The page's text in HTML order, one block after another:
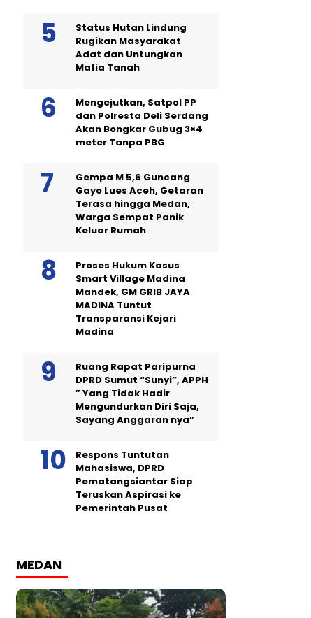
Status Hutan Lindung
Rugikan Masyarakat
Adat dan Untungkan
Mafia Tanah
Mengejutkan, Satpol PP
dan Polresta Deli Serdang
Akan Bongkar Gubug 3×4
meter Tanpa PBG
Gempa M 5,6 Guncang
Gayo Lues Aceh, Getaran
Terasa hingga Medan,
Warga Sempat Panik
Keluar Rumah
Proses Hukum Kasus
Smart Village Madina
Mandek, GM GRIB JAYA
MADINA Tuntut
Transparansi Kejari
Madina
Ruang Rapat Paripurna
DPRD Sumut “Sunyi”, APPH
” Yang Tidak Hadir
Mengundurkan Diri Saja,
Sayang Anggaran nya”
Respons Tuntutan
Mahasiswa, DPRD
Pematangsiantar Siap
Teruskan Aspirasi ke
Pemerintah Pusat
MEDAN